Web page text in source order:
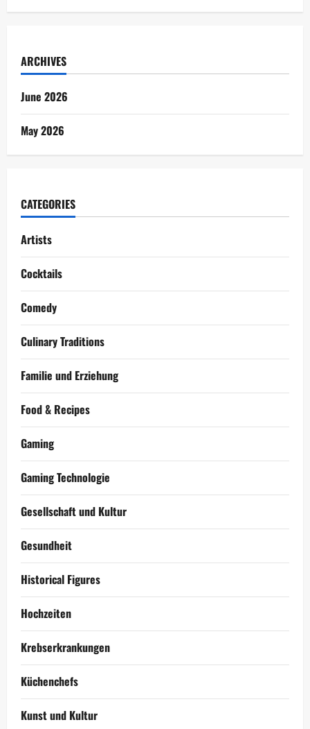
ARCHIVES
June 2026
May 2026
CATEGORIES
Artists
Cocktails
Comedy
Culinary Traditions
Familie und Erziehung
Food & Recipes
Gaming
Gaming Technologie
Gesellschaft und Kultur
Gesundheit
Historical Figures
Hochzeiten
Krebserkrankungen
Küchenchefs
Kunst und Kultur